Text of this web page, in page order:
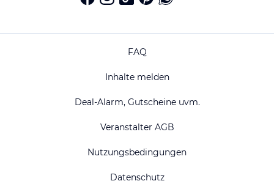
FAQ
Inhalte melden
Deal-Alarm, Gutscheine uvm.
Veranstalter AGB
Nutzungsbedingungen
Datenschutz